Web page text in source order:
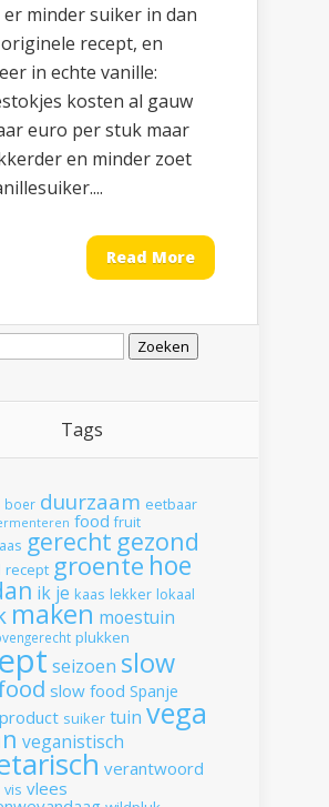
er minder suiker in dan
recept, en
in echte vanille:
kosten al gauw
euro per stuk maar
en minder zoet
Read More
Tags
boer duurzaam eetbaar
food fruit
gerecht gezond
recept groente hoe
ik je kaas lekker lokaal
maken moestuin
plukken
seizoen slow
slow food Spanje
suiker tuin vega
veganistisch
verantwoord
vis vlees